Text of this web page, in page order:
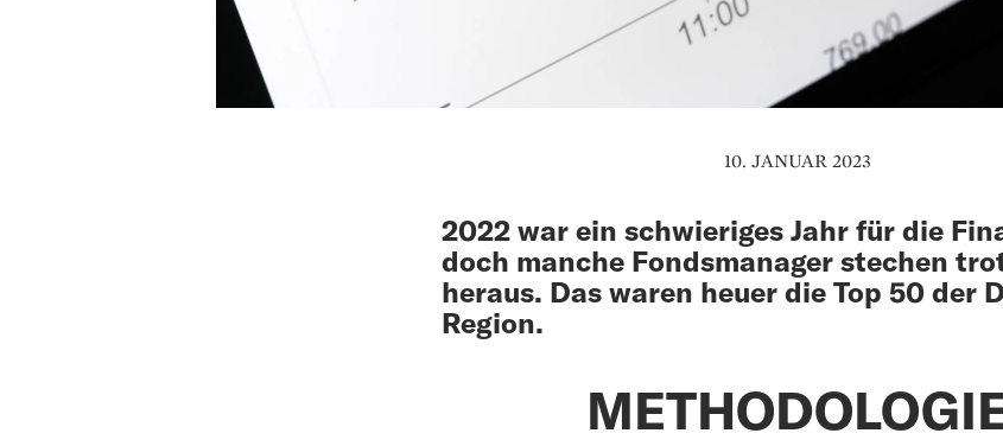
10. JANUAR 2023
2022 war ein schwieriges Jahr für die
doch manche Fondsmanager stechen
heraus. Das waren heuer die Top 50 der
Region.